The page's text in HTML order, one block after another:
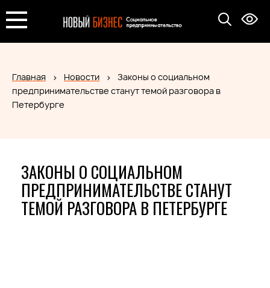
Главная Новости
Законы о социальном
предпринимательстве станут темой разговора в
Петербурге
ЗАКОНЫ О СОЦИАЛЬНОМ
ПРЕДПРИНИМАТЕЛЬСТВЕ СТАНУТ
ТЕМОЙ РАЗГОВОРА В ПЕТЕРБУРГЕ